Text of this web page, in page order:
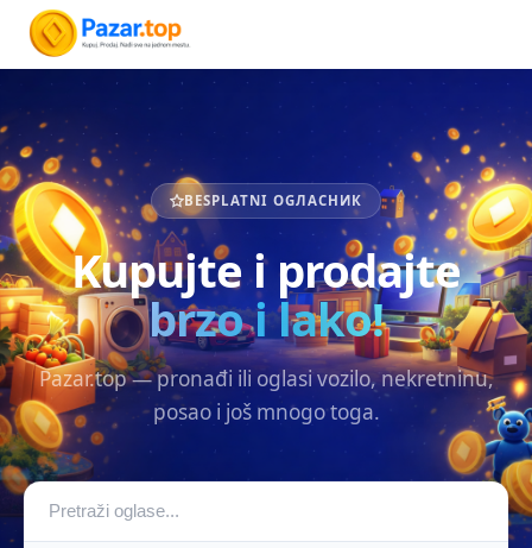
BESPLATNI OGЛАСНИК
Kupujte i prodajte
brzo i lako!
Pazar.top — pronađi ili oglasi vozilo, nekretninu,
posao i još mnogo toga.